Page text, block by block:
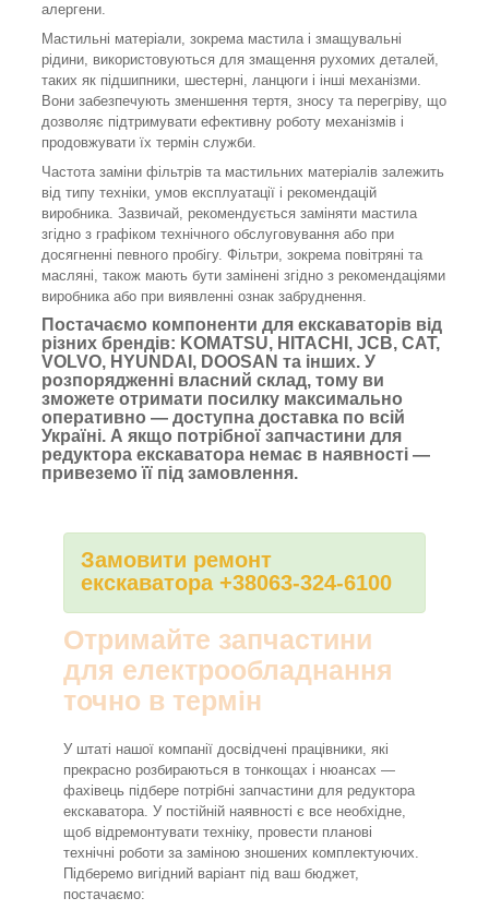
алергени.
Мастильні матеріали, зокрема мастила і змащувальні
рідини, використовуються для змащення рухомих деталей,
таких як підшипники, шестерні, ланцюги і інші механізми.
Вони забезпечують зменшення тертя, зносу та перегріву, що
дозволяє підтримувати ефективну роботу механізмів і
продовжувати їх термін служби.
Частота заміни фільтрів та мастильних матеріалів залежить
від типу техніки, умов експлуатації і рекомендацій
виробника. Зазвичай, рекомендується заміняти мастила
згідно з графіком технічного обслуговування або при
досягненні певного пробігу. Фільтри, зокрема повітряні та
масляні, також мають бути замінені згідно з рекомендаціями
виробника або при виявленні ознак забруднення.
Постачаємо компоненти для екскаваторів від
різних брендів: KOMATSU, HITACHI, JCB, CAT,
VOLVO, HYUNDAI, DOOSAN та інших. У
розпорядженні власний склад, тому ви
зможете отримати посилку максимально
оперативно — доступна доставка по всій
Україні. А якщо потрібної запчастини для
редуктора екскаватора немає в наявності —
привеземо її під замовлення.
Замовити ремонт
екскаватора +38063-324-6100
Отримайте запчастини
для електрообладнання
точно в термін
У штаті нашої компанії досвідчені працівники, які
прекрасно розбираються в тонкощах і нюансах —
фахівець підбере потрібні запчастини для редуктора
екскаватора. У постійній наявності є все необхідне,
щоб відремонтувати техніку, провести планові
технічні роботи за заміною зношених комплектуючих.
Підберемо вигідний варіант під ваш бюджет,
постачаємо: